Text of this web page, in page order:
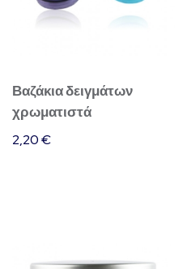
Βαζάκια δειγμάτων
χρωματιστά
2,20€